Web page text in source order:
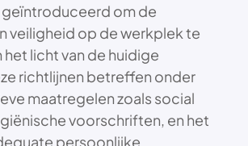
geïntroduceerd om de
veiligheid op de werkplek te
licht van de huidige
richtlijnen betreffen onder
maatregelen zoals social
voorschriften, en het
persoonlijke